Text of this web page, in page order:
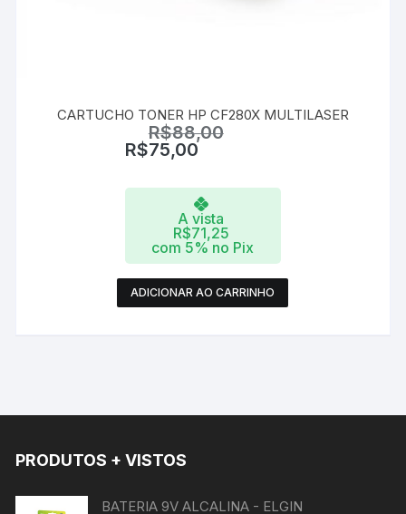
CARTUCHO TONER HP CF280X MULTILASER
R$88,00
R$75,00
A vista
R$71,25
com 5% no Pix
ADICIONAR AO CARRINHO
PRODUTOS + VISTOS
BATERIA 9V ALCALINA - ELGIN